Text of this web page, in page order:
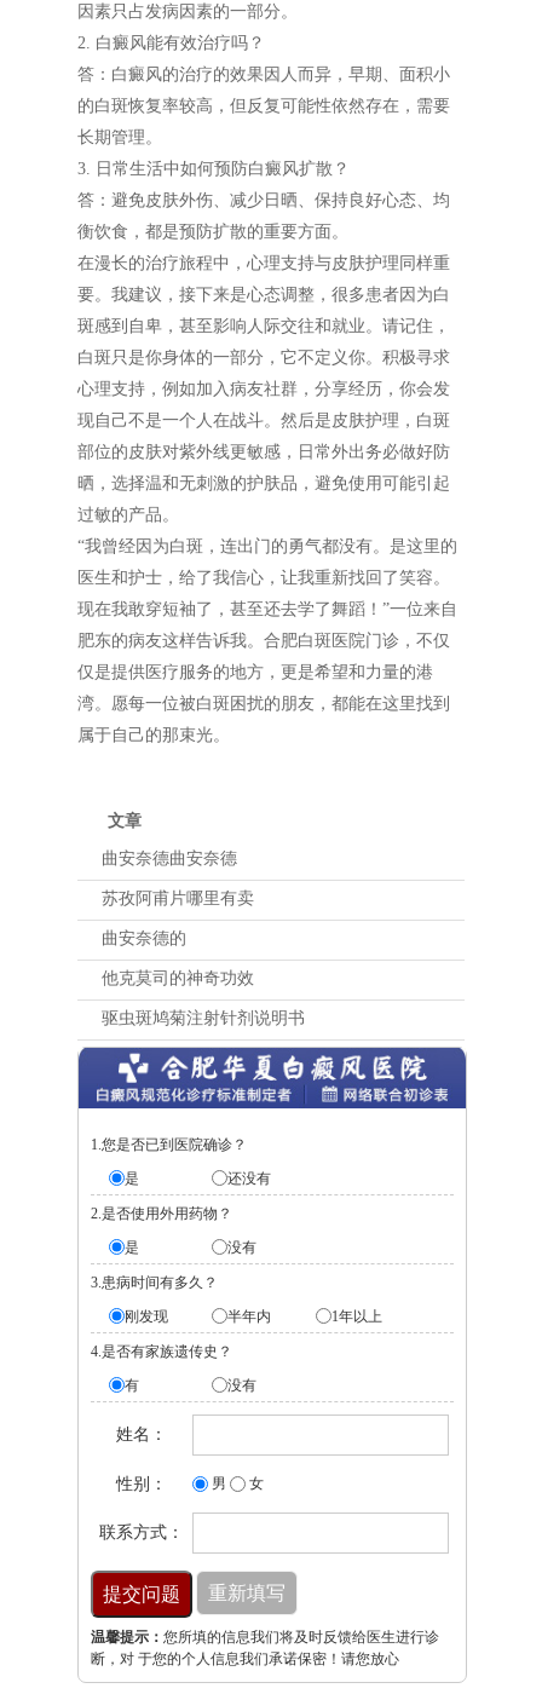
因素只占发病因素的一部分。
2. 白癜风能有效治疗吗？
答：白癜风的治疗的效果因人而异，早期、面积小
的白斑恢复率较高，但反复可能性依然存在，需要
长期管理。
3. 日常生活中如何预防白癜风扩散？
答：避免皮肤外伤、减少日晒、保持良好心态、均
衡饮食，都是预防扩散的重要方面。
在漫长的治疗旅程中，心理支持与皮肤护理同样重
要。我建议，接下来是心态调整，很多患者因为白
斑感到自卑，甚至影响人际交往和就业。请记住，
白斑只是你身体的一部分，它不定义你。积极寻求
心理支持，例如加入病友社群，分享经历，你会发
现自己不是一个人在战斗。然后是皮肤护理，白斑
部位的皮肤对紫外线更敏感，日常外出务必做好防
晒，选择温和无刺激的护肤品，避免使用可能引起
过敏的产品。
“我曾经因为白斑，连出门的勇气都没有。是这里的
医生和护士，给了我信心，让我重新找回了笑容。
现在我敢穿短袖了，甚至还去学了舞蹈！”一位来自
肥东的病友这样告诉我。合肥白斑医院门诊，不仅
仅是提供医疗服务的地方，更是希望和力量的港
湾。愿每一位被白斑困扰的朋友，都能在这里找到
属于自己的那束光。
文章
曲安奈德曲安奈德
苏孜阿甫片哪里有卖
曲安奈德的
他克莫司的神奇功效
驱虫斑鸠菊注射针剂说明书
1.您是否已到医院确诊？
是
还没有
2.是否使用外用药物？
是
没有
3.患病时间有多久？
刚发现
半年内 1年以上
4.是否有家族遗传史？
有
没有
姓名：
性别： 男 女
联系方式：
温馨提示： 您所填的信息我们将及时反馈给医生进行诊
断，对 于您的个人信息我们承诺保密！请您放心